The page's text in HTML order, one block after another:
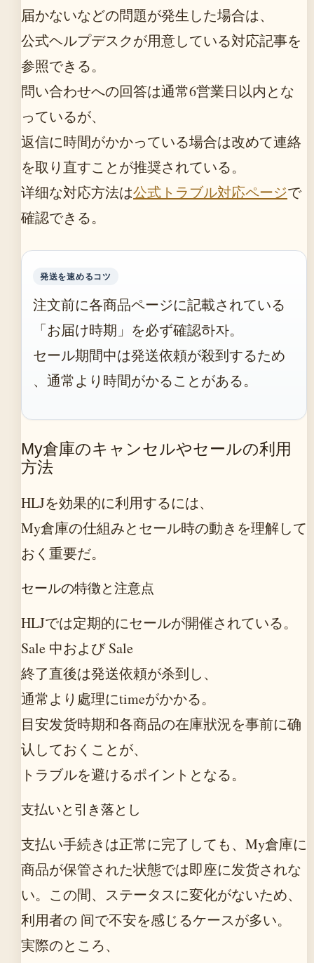
届かないなどの問題が発生した場合は、
公式ヘルプデスクが用意している対応記事を
参照できる。
問い合わせへの回答は通常6営業日以内とな
っているが、
返信に時間がかかっている場合は改めて連絡
を取り直すことが推奨されている。
详细な対応方法は公式トラブル対応ページで
確認できる。
発送を速めるコツ
注文前に各商品ページに記載されている
「お届け時期」を必ず確認하자。
セール期間中は発送依頼が殺到するため
、通常より時間がかることがある。
My倉庫のキャンセルやセールの利用
方法
HLJを効果的に利用するには、
My倉庫の仕組みとセール時の動きを理解して
おく重要だ。
セールの特徴と注意点
HLJでは定期的にセールが開催されている。
Sale 中および Sale
終了直後は発送依頼が杀到し、
通常より處理にtimeがかかる。
目安发货時期和各商品の在庫狀況を事前に确
认しておくことが、
トラブルを避けるポイントとなる。
支払いと引き落とし
支払い手続きは正常に完了しても、My倉庫に
商品が保管された状態では即座に发货されな
い。この間、ステータスに変化がないため、
利用者の 间で不安を感じるケースが多い。
実際のところ、